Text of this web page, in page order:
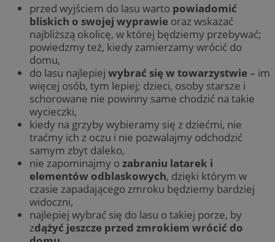
przed wyjściem do lasu warto powiadomić
bliskich o swojej wyprawie oraz wskazać
najbliższą okolicę, w której będziemy przebywać;
powiedzmy też, kiedy zamierzamy wrócić do
domu,
do lasu najlepiej wybrać się w towarzystwie– im
więcej osób, tym lepiej; dzieci, osoby starsze i
schorowane nie powinny same chodzić na takie
wycieczki,
kiedy na grzyby wybieramy się z dziećmi, nie
traćmy ich z oczu i nie pozwalajmy odchodzić
samym zbyt daleko,
nie zapominajmy ozabraniu latarek i
elementów odblaskowych, dzięki którym w
czasie zapadającego zmroku będziemy bardziej
widoczni,
najlepiej wybrać się do lasu o takiej porze, by
zdążyć jeszcze przed zmrokiem wrócić do